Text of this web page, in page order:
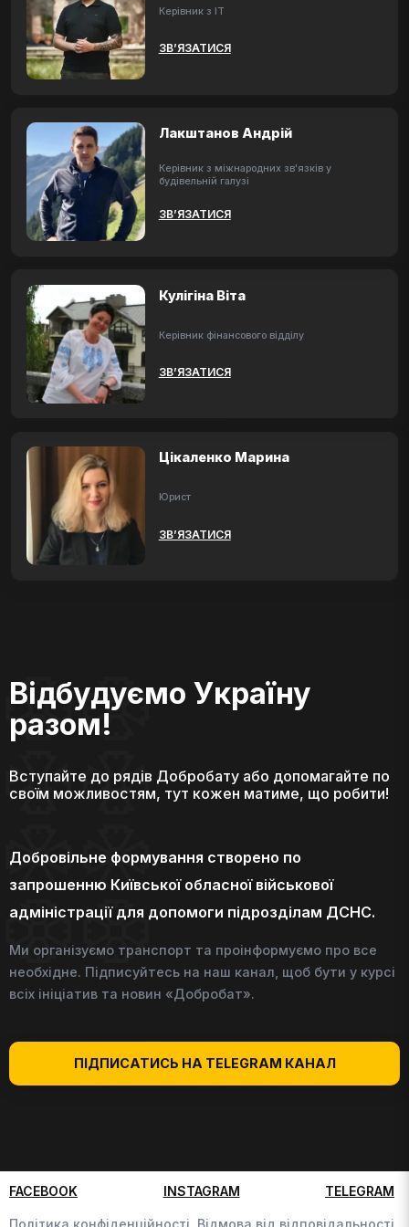
Керівник з ІТ
ЗВ’ЯЗАТИСЯ
Лакштанов Андрій
Керівник з міжнародних зв'язків у
будівельній галузі
ЗВ’ЯЗАТИСЯ
Кулігіна Віта
Керівник фінансового відділу
ЗВ’ЯЗАТИСЯ
Цікаленко Марина
Юрист
ЗВ’ЯЗАТИСЯ
Відбудуємо Україну
разом!
Вступайте до рядів Добробату або допомагайте по
своїм можливостям, тут кожен матиме, що робити!
Добровільне формування створено по
запрошенню Київської обласної військової
адміністрації для допомоги підрозділам ДСНС.
Ми організуємо транспорт та проінформуємо про все
необхідне. Підписуйтесь на наш канал, щоб бути у курсі
всіх ініціатив та новин «Добробат».
ПІДПИСАТИСЬ НА TELEGRAM КАНАЛ
FACEBOOK INSTAGRAM TELEGRAM
Політика конфіденційності, Відмова від відповідальності